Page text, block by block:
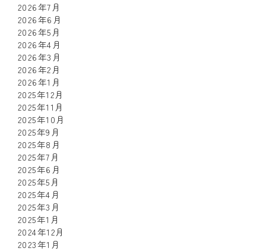
2026年7月
2026年6月
2026年5月
2026年4月
2026年3月
2026年2月
2026年1月
2025年12月
2025年11月
2025年10月
2025年9月
2025年8月
2025年7月
2025年6月
2025年5月
2025年4月
2025年3月
2025年1月
2024年12月
2023年1月